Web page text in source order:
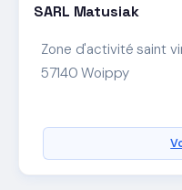
SARL Matusiak
Zone d'activité saint
57140 Woippy